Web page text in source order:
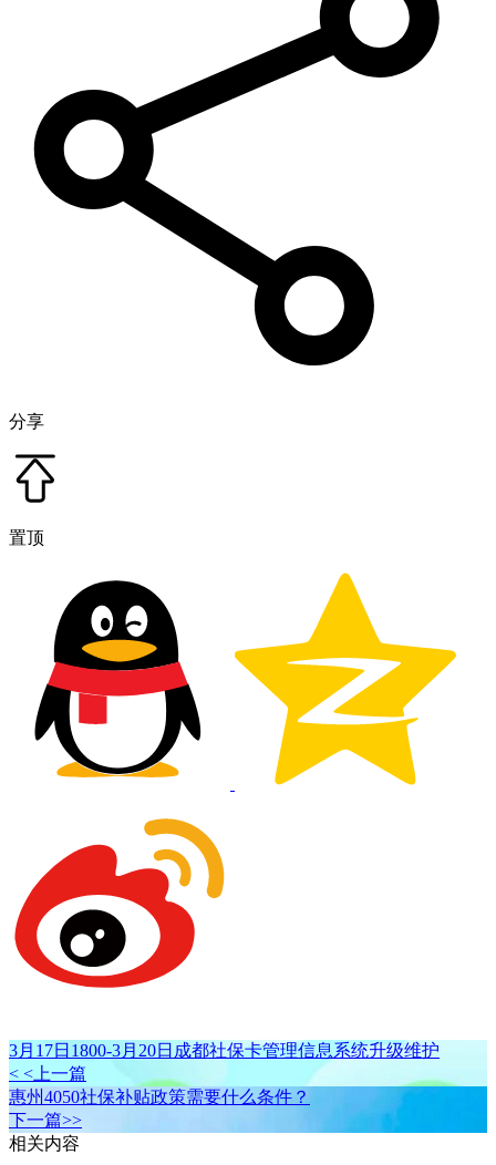
分享
置顶
3月17日1800-3月20日成都社保卡管理信息系统升级维护
< <上一篇
惠州4050社保补贴政策需要什么条件？
下一篇>>
相关内容